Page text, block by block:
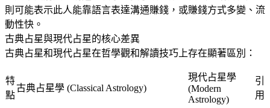
則可能表示此人能靠語言表達溝通賺錢，或賺錢方式多變、流
動性快 。
古典占星與現代占星的核心差異
古典占星和現代占星在哲學觀和解讀技巧上存在顯著區別
：
特
點
古典占星學 (Classical Astrology)
現代占星學
(Modern
Astrology)
引
用